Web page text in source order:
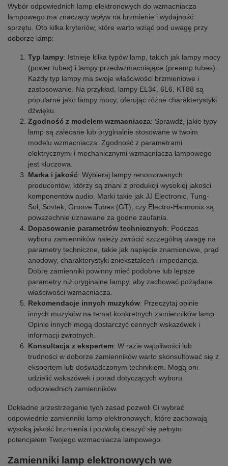
Wybór odpowiednich lamp elektronowych do wzmacniacza
lampowego ma znaczący wpływ na brzmienie i wydajność
sprzętu. Oto kilka kryteriów, które warto wziąć pod uwagę przy
doborze lamp:
Typ lampy: Istnieje kilka typów lamp, takich jak lampy mocy
(power tubes) i lampy przedwzmacniające (preamp tubes).
Każdy typ lampy ma swoje właściwości brzmieniowe i
zastosowanie. Na przykład, lampy EL34, 6L6, KT88 są
popularne jako lampy mocy, oferując różne charakterystyki
dźwięku.
Zgodność z modelem wzmacniacza: Sprawdź, jakie typy
lamp są zalecane lub oryginalnie stosowane w twoim
modelu wzmacniacza. Zgodność z parametrami
elektrycznymi i mechanicznymi wzmacniacza lampowego
jest kluczowa.
Marka i jakość: Wybieraj lampy renomowanych
producentów, którzy są znani z produkcji wysokiej jakości
komponentów audio. Marki takie jak JJ Electronic, Tung-
Sol, Sovtek, Groove Tubes (GT), czy Electro-Harmonix są
powszechnie uznawane za godne zaufania.
Dopasowanie parametrów technicznych: Podczas
wyboru zamienników należy zwrócić szczególną uwagę na
parametry techniczne, takie jak napięcie znamionowe, prąd
anodowy, charakterystyki zniekształceń i impedancja.
Dobre zamienniki powinny mieć podobne lub lepsze
parametry niż oryginalne lampy, aby zachować pożądane
właściwości wzmacniacza.
Rekomendacje innych muzyków: Przeczytaj opinie
innych muzyków na temat konkretnych zamienników lamp.
Opinie innych mogą dostarczyć cennych wskazówek i
informacji zwrotnych.
Konsultacja z ekspertem: W razie wątpliwości lub
trudności w doborze zamienników warto skonsultować się z
ekspertem lub doświadczonym technikiem. Mogą oni
udzielić wskazówek i porad dotyczących wyboru
odpowiednich zamienników.
Dokładne przestrzeganie tych zasad pozwoli Ci wybrać
odpowiednie zamienniki lamp elektronowych, które zachowają
wysoką jakość brzmienia i pozwolą cieszyć się pełnym
potencjałem Twojego wzmacniacza lampowego.
Zamienniki lamp elektronowych we